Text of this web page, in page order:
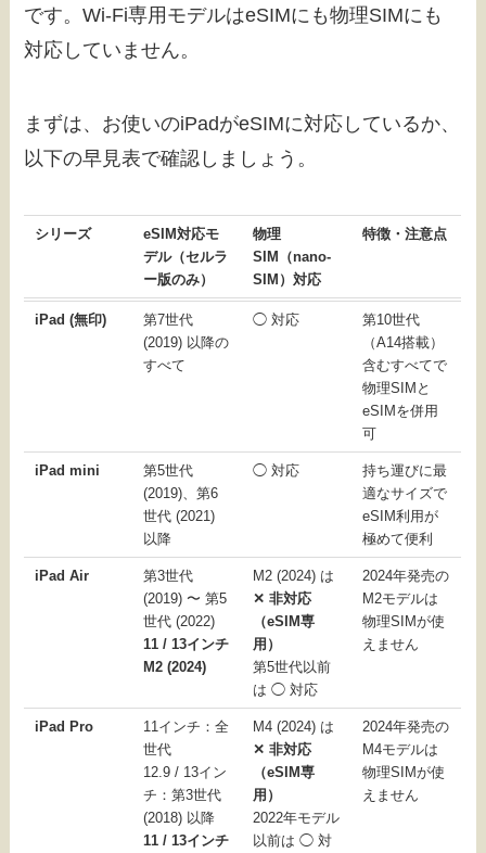
です。Wi-Fi専用モデルはeSIMにも物理SIMにも
対応していません。
まずは、お使いのiPadがeSIMに対応しているか、
以下の早見表で確認しましょう。
シリーズ
eSIM対応モ
デル（セルラ
ー版のみ）
物理
SIM（nano-
SIM）対応
特徴・注意点
iPad (無印)
第7世代
(2019) 以降の
すべて
◯ 対応
第10世代
（A14搭載）
含むすべてで
物理SIMと
eSIMを併用
可
iPad mini
第5世代
(2019)、第6
世代 (2021)
以降
◯ 対応
持ち運びに最
適なサイズで
eSIM利用が
極めて便利
iPad Air
第3世代
(2019) 〜 第5
世代 (2022)
11 / 13インチ
M2 (2024)
M2 (2024) は
✕ 非対応
（eSIM専
用）
第5世代以前
は ◯ 対応
2024年発売の
M2モデルは
物理SIMが使
えません
iPad Pro
11インチ：全
世代
12.9 / 13イン
チ：第3世代
(2018) 以降
11 / 13インチ
M4 (2024) は
✕ 非対応
（eSIM専
用）
2022年モデル
以前は ◯ 対
2024年発売の
M4モデルは
物理SIMが使
えません